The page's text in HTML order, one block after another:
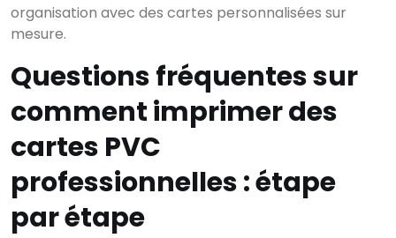
organisation avec des cartes personnalisées sur
mesure.
Questions fréquentes sur
comment imprimer des
cartes PVC
professionnelles : étape
par étape